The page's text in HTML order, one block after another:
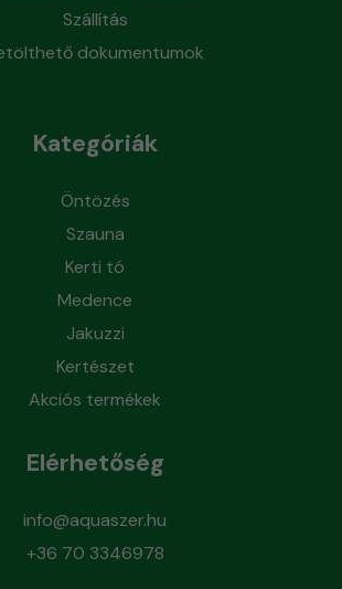
Szállítás
dokumentumok
Kategóriák
Öntözés
Szauna
Kerti tó
Medence
Jakuzzi
Kertészet
Akciós termékek
Elérhetőség
info@aquaszer.hu
+36 70 3346978